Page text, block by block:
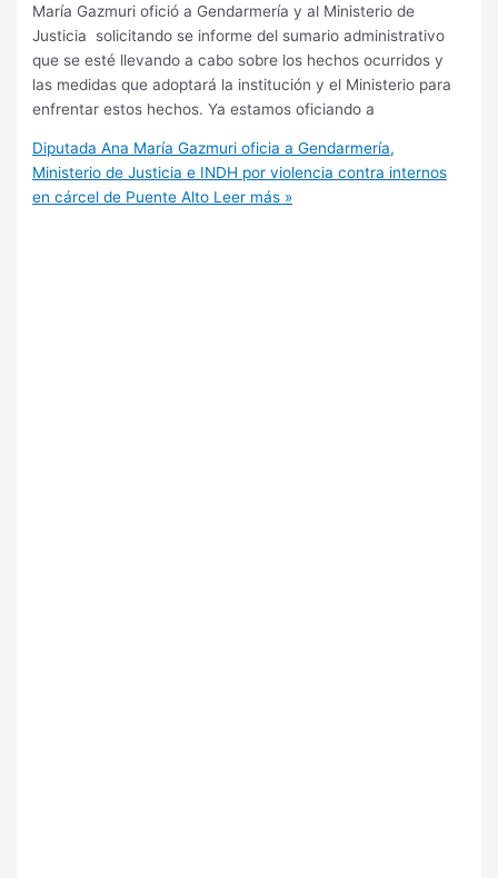
María Gazmuri ofició a Gendarmería y al Ministerio de
Justicia solicitando se informe del sumario administrativo
que se esté llevando a cabo sobre los hechos ocurridos y
las medidas que adoptará la institución y el Ministerio para
enfrentar estos hechos. Ya estamos oficiando a
Diputada Ana María Gazmuri oficia a Gendarmería,
Ministerio de Justicia e INDH por violencia contra internos
en cárcel de Puente Alto Leer más »